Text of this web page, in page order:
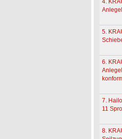
4.
5.
6.
7.
11
8.